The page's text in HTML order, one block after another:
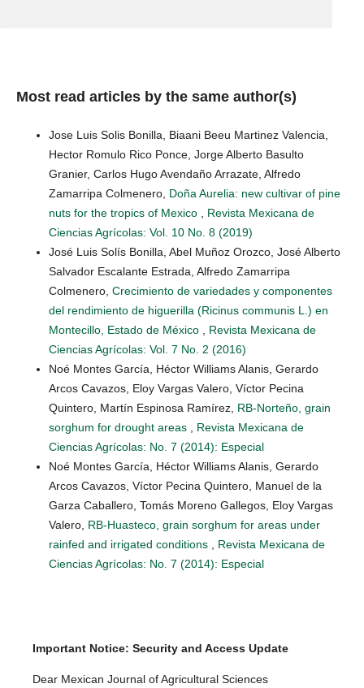
Most read articles by the same author(s)
Jose Luis Solis Bonilla, Biaani Beeu Martinez Valencia,
Hector Romulo Rico Ponce, Jorge Alberto Basulto
Granier, Carlos Hugo Avendaño Arrazate, Alfredo
Zamarripa Colmenero, Doña Aurelia: new cultivar of pine
nuts for the tropics of Mexico
Revista Mexicana de
Ciencias Agrícolas: Vol. 10 No. 8 (2019)
José Luis Solís Bonilla, Abel Muñoz Orozco, José Alberto
Salvador Escalante Estrada, Alfredo Zamarripa
Colmenero, Crecimiento de variedades y componentes
del rendimiento de higuerilla (Ricinus communis L.) en
Montecillo, Estado de México
Revista Mexicana de
Ciencias Agrícolas: Vol. 7 No. 2 (2016)
Noé Montes García, Héctor Williams Alanis, Gerardo
Arcos Cavazos, Eloy Vargas Valero, Víctor Pecina
Quintero, Martín Espinosa Ramírez, RB-Norteño, grain
sorghum for drought areas
Revista Mexicana de
Ciencias Agrícolas: No. 7 (2014): Especial
Noé Montes García, Héctor Williams Alanis, Gerardo
Arcos Cavazos, Víctor Pecina Quintero, Manuel de la
Garza Caballero, Tomás Moreno Gallegos, Eloy Vargas
Valero, RB-Huasteco, grain sorghum for areas under
rainfed and irrigated conditions
Revista Mexicana de
Ciencias Agrícolas: No. 7 (2014): Especial
Important Notice: Security and Access Update
Dear Mexican Journal of Agricultural Sciences